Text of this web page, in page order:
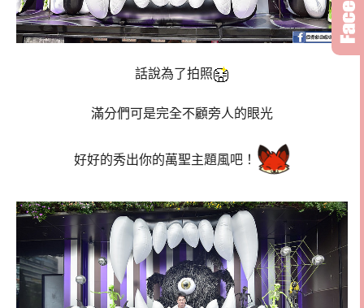
話說為了拍照
滿分們可是完全不顧旁人的眼光
好好的秀出你的萬聖主題風吧！